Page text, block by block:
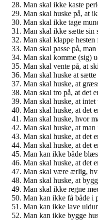
Man skal ikke kaste
Man skal huske på, at
Man skal ikke tage
Man skal ikke sætte sin
Man skal klappe hesten
Man skal passe på,
Man skal komme (sig)
Man skal vente på, at
Man skal huske at
Man skal huske, at
Man skal tro på, at det
Man skal huske, at intet
Man skal huske, at det
Man skal huske, hvor
Man skal huske, at
Man skal huske, at det
Man skal huske, at det
Man kan ikke både
Man skal huske, at det
Man skal være ærlig,
Man skal huske, at
Man skal ikke regne
Man kan ikke få både i
Man kan ikke lave
Man kan ikke bygge